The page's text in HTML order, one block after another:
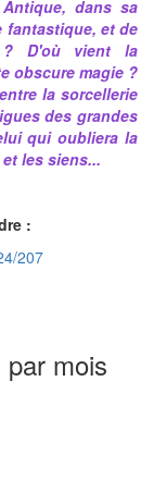
dans sa
fantastique, et de
? D'où vient la
obscure magie ?
la sorcellerie
des grandes
qui oubliera la
les siens...
:
207
mois